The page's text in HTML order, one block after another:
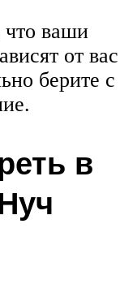
что ваши
от вас
берите с
в